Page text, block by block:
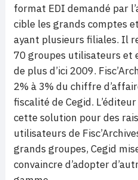
format EDI demandé par
cible les grands comptes
ayant plusieurs filiales. Il
70 groupes utilisateurs et
de plus d’ici 2009.
2% à 3% du chiffre
fiscalité de Cegid.
cette solution pour des
utilisateurs de
grands groupes, Cegid
convaincre d’adopter